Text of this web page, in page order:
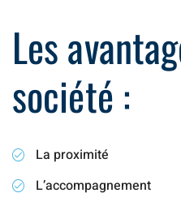
Les
société :
La proximité
L’accompagnement